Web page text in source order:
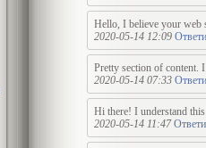
Hello, I believe your web
2020-05-14 12:09
Pretty section of content.
2020-05-14 07:33
Hi there! I understand
2020-05-14 11:47